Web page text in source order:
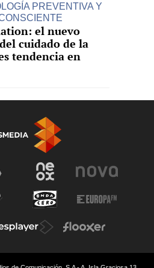
PREVENTIVA Y
el nuevo
cuidado de la
tendencia en